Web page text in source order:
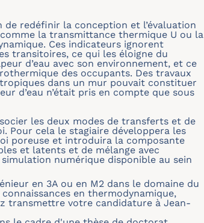
de redéfinir la conception et l’évaluation
la transmittance thermique U ou la
Ces indicateurs ignorent
transitoires, ce qui les éloigne du
d’eau avec son environnement, et ce
des occupants. Des travaux
dans un mur pouvait constituer
d’eau n’était pris en compte que sous
les deux modes de transferts et de
Pour cela le stagiaire développera les
poreuse et introduira la composante
et latents et de mélange avec
numérique disponible au sein
en 3A ou en M2 dans le domaine du
en thermodynamique,
transmettre votre candidature à Jean-